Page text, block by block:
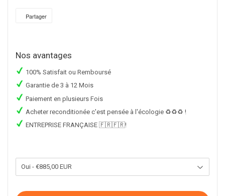
Partager
Nos avantages
100% Satisfait ou Remboursé
Garantie de 3 à 12 Mois
Paiement en plusieurs Fois
Acheter reconditionée c'est pensée à l'écologie ♻️♻️♻️ !
ENTREPRISE FRANÇAISE 🇫🇷🇫🇷!